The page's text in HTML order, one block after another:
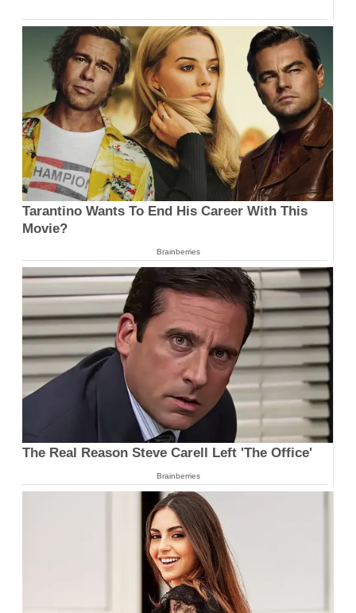
Tarantino Wants To End His Career With This
Movie?
Brainberries
The Real Reason Steve Carell Left 'The Office'
Brainberries